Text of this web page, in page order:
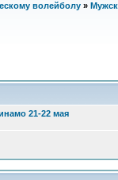
волейболу »
21-22 мая